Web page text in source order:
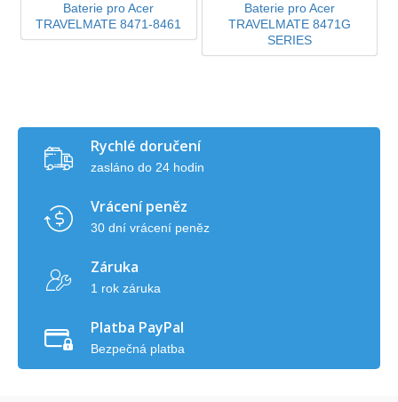
Baterie pro Acer
TRAVELMATE 8471-8461
Baterie pro Acer
TRAVELMATE 8471G
SERIES
Rychlé doručení
zasláno do 24 hodin
Vrácení peněz
30 dní vrácení peněz
Záruka
1 rok záruka
Platba PayPal
Bezpečná platba